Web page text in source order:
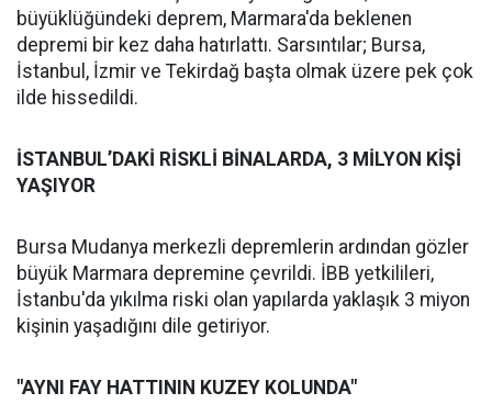
büyüklüğündeki deprem, Marmara'da beklenen
depremi bir kez daha hatırlattı. Sarsıntılar; Bursa,
İstanbul, İzmir ve Tekirdağ başta olmak üzere pek çok
ilde hissedildi.
İSTANBUL’DAKİ RİSKLİ BİNALARDA, 3 MİLYON KİŞİ
YAŞIYOR
Bursa Mudanya merkezli depremlerin ardından gözler
büyük Marmara depremine çevrildi. İBB yetkilileri,
İstanbu'da yıkılma riski olan yapılarda yaklaşık 3 miyon
kişinin yaşadığını dile getiriyor.
"AYNI FAY HATTININ KUZEY KOLUNDA"